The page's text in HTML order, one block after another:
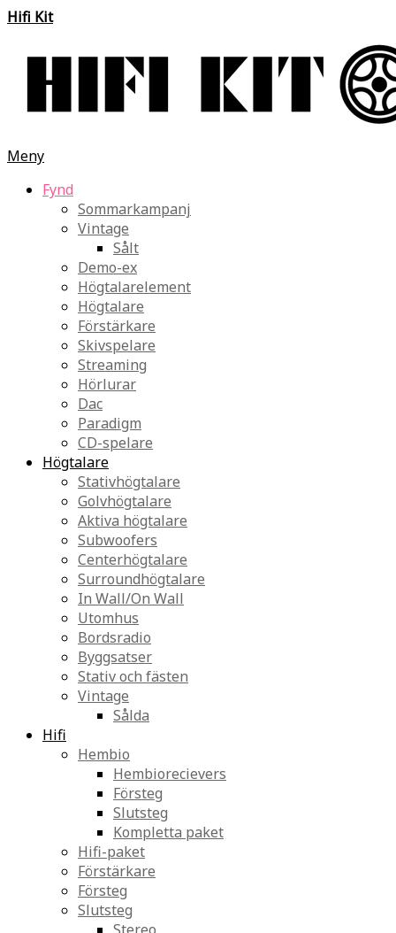
Hifi Kit
Meny
Fynd
Sommarkampanj
Vintage
Sålt
Demo-ex
Högtalarelement
Högtalare
Förstärkare
Skivspelare
Streaming
Hörlurar
Dac
Paradigm
CD-spelare
Högtalare
Stativhögtalare
Golvhögtalare
Aktiva högtalare
Subwoofers
Centerhögtalare
Surroundhögtalare
In Wall/On Wall
Utomhus
Bordsradio
Byggsatser
Stativ och fästen
Vintage
Sålda
Hifi
Hembio
Hembiorecievers
Försteg
Slutsteg
Kompletta paket
Hifi-paket
Förstärkare
Försteg
Slutsteg